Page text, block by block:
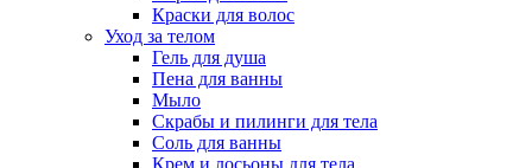
Краски для волос
Уход за телом
Гель для душа
Пена для ванны
Мыло
Скрабы и пилинги для тела
Соль для ванны
Крем и лосьоны для тела